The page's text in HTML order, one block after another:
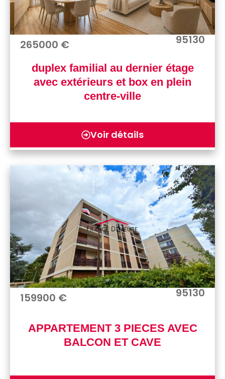
265000 €
duplex familial au dernier étage
avec extérieurs et box en plein
centre-ville
95130
Voir détails
159900 €
APPARTEMENT 3 PIECES AVEC
BALCON ET CAVE
95130